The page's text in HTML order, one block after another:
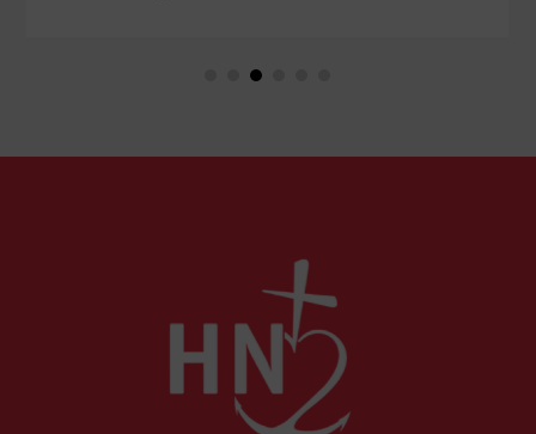
déroulement et la portée
chrétien du royaume. Entretien.